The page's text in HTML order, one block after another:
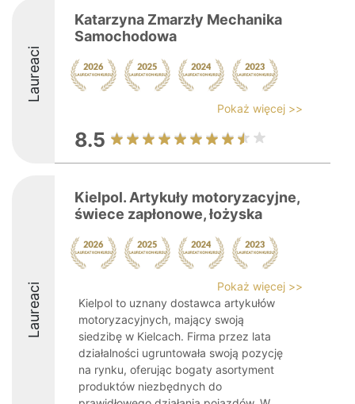
Laureaci
Katarzyna Zmarzły Mechanika
Samochodowa
Pokaż więcej >>
8.5
Laureaci
Kielpol. Artykuły motoryzacyjne,
świece zapłonowe, łożyska
Pokaż więcej >>
Kielpol to uznany dostawca artykułów
motoryzacyjnych, mający swoją
siedzibę w Kielcach. Firma przez lata
działalności ugruntowała swoją pozycję
na rynku, oferując bogaty asortyment
produktów niezbędnych do